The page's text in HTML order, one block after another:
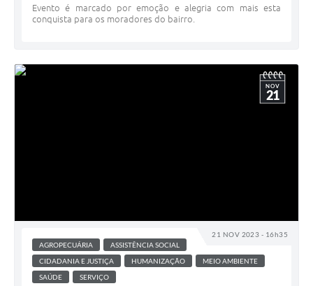
Evento é marcado por emoção e alegria com mais esta
conquista para os moradores do bairro.
21 NOV 2023 - 16h35
NOV
21
AGROPECUÁRIA
ASSISTÊNCIA SOCIAL
CIDADANIA E JUSTIÇA
HUMANIZAÇÃO
MEIO AMBIENTE
SAÚDE
SERVIÇO